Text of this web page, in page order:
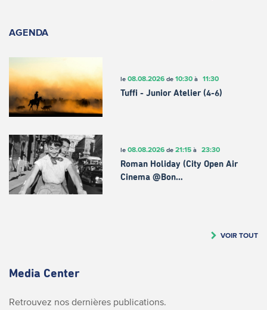
AGENDA
le 08.08.2026de 10:30à 11:30
Tuffi - Junior Atelier (4-6)
le 08.08.2026de 21:15à 23:30
Roman Holiday (City Open Air
Cinema @Bon…
VOIR TOUT
Media Center
Retrouvez nos dernières publications.